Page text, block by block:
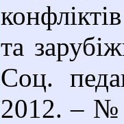
та
Соц.
2012. – №